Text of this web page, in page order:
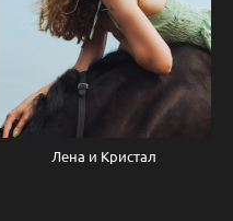
Лена и Кристал